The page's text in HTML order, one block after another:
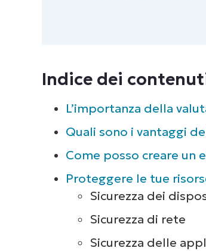
Indice dei
L’importanza della
Quali sono i vantaggi
Come posso creare un
Proteggere le tue
Sicurezza dei
Sicurezza di rete
Sicurezza delle